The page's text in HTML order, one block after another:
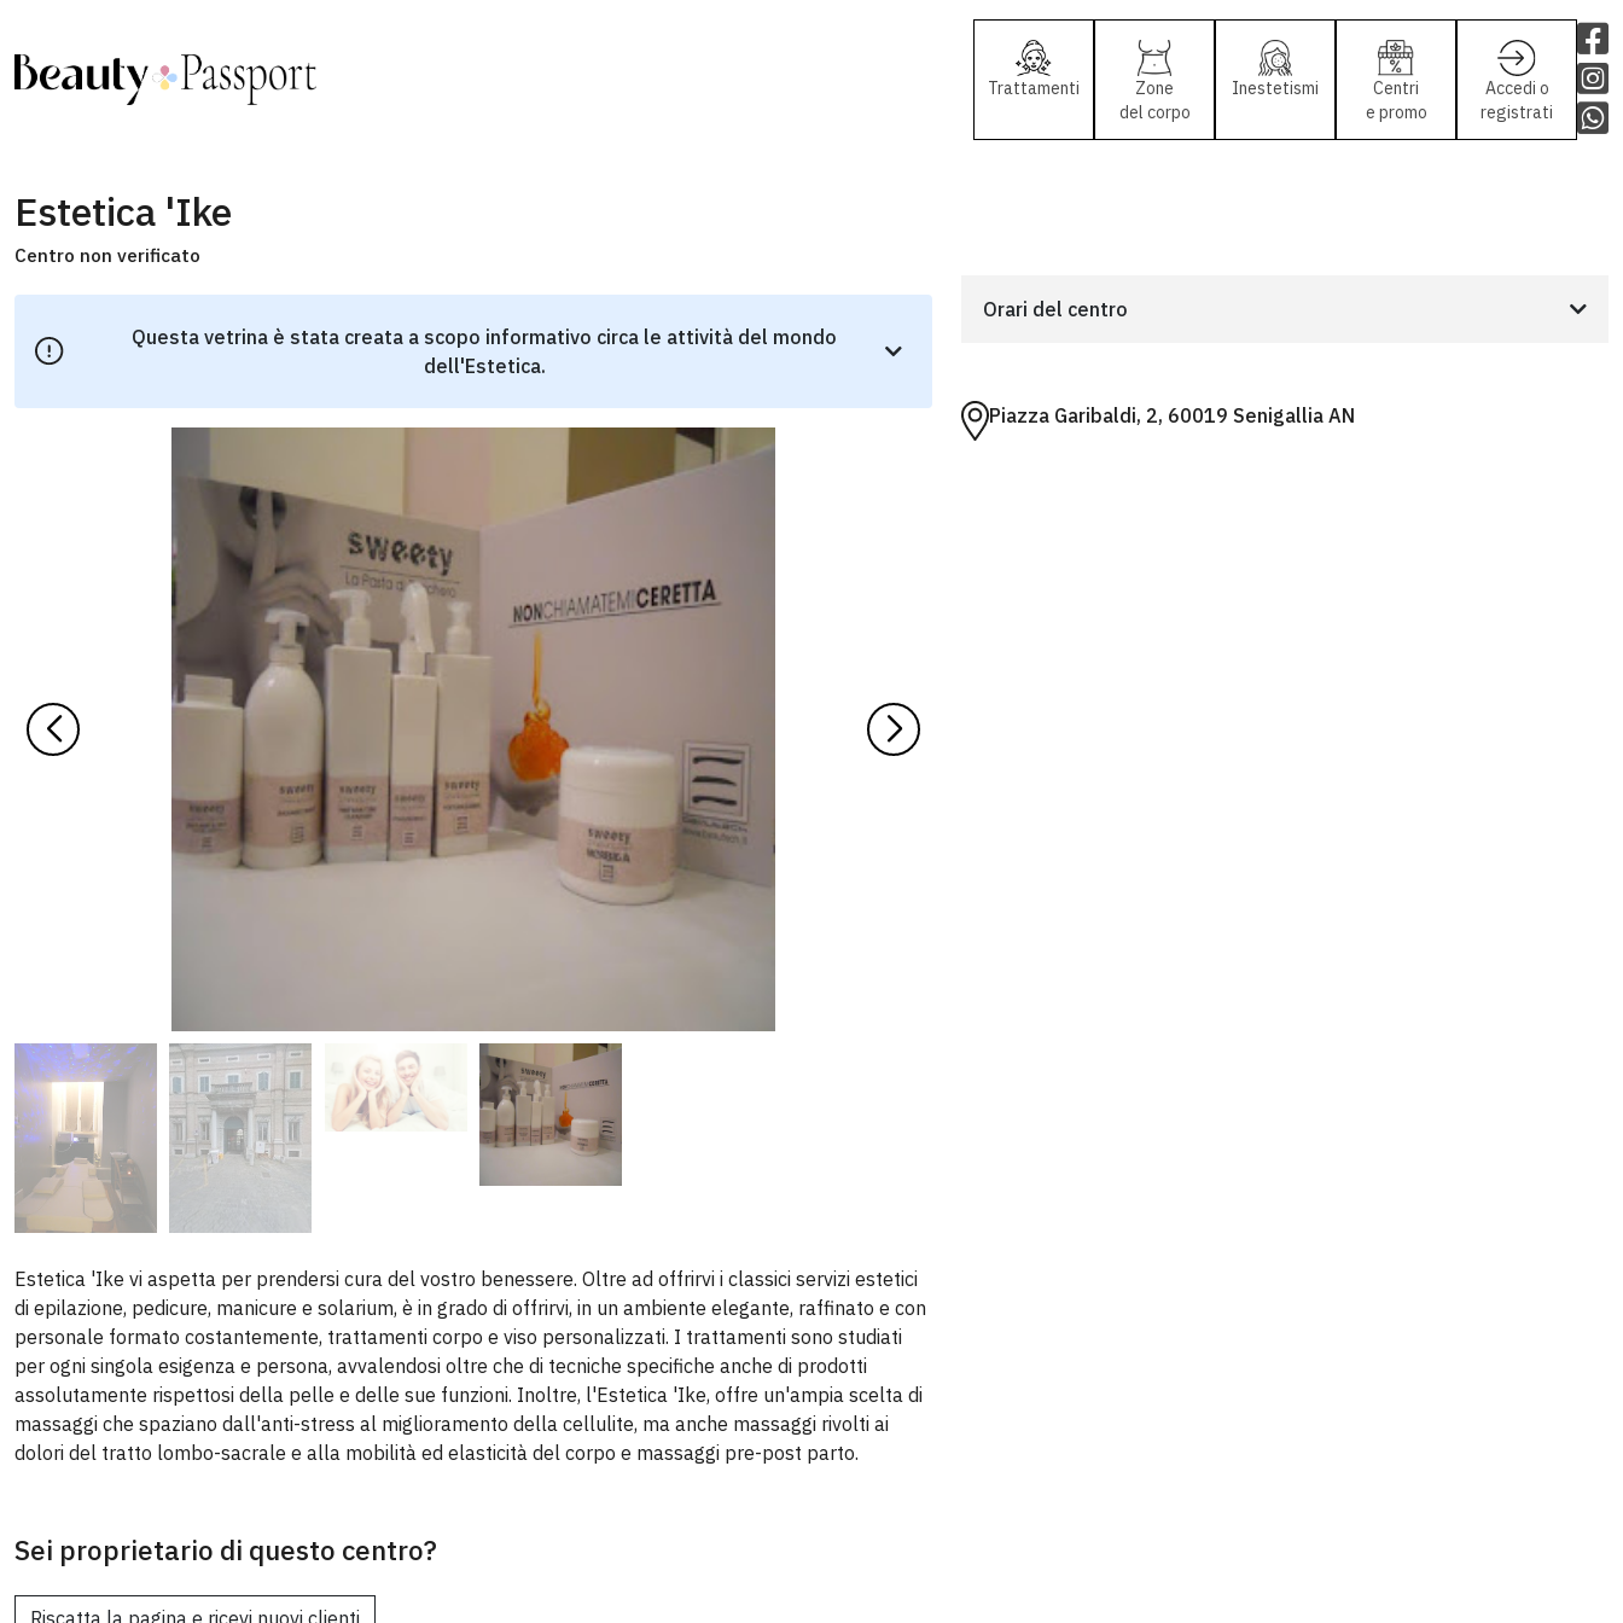
Trattamenti
Zone
del corpo
Inestetismi
Centri
e promo
Accedi o
registrati
Estetica 'Ike
Centro non verificato
Questa vetrina è stata creata a scopo informativo circa le attività del mondo
dell'Estetica.
Estetica 'Ike vi aspetta per prendersi cura del vostro benessere. Oltre ad offrirvi i classici servizi estetici
di epilazione, pedicure, manicure e solarium, è in grado di offrirvi, in un ambiente elegante, raffinato e con
personale formato costantemente, trattamenti corpo e viso personalizzati. I trattamenti sono studiati
per ogni singola esigenza e persona, avvalendosi oltre che di tecniche specifiche anche di prodotti
assolutamente rispettosi della pelle e delle sue funzioni. Inoltre, l'Estetica 'Ike, offre un'ampia scelta di
massaggi che spaziano dall'anti-stress al miglioramento della cellulite, ma anche massaggi rivolti ai
dolori del tratto lombo-sacrale e alla mobilità ed elasticità del corpo e massaggi pre-post parto.
Sei proprietario di questo centro?
Orari del centro
Piazza Garibaldi, 2, 60019 Senigallia AN